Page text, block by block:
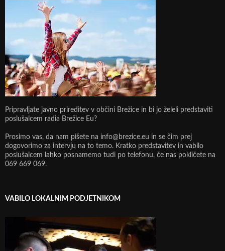
Pripravljate javno prireditev v občini Brežice in bi jo želeli predstaviti
poslušalcem radia Brežice Eu?
Prosimo vas, da nam pišete na info@brezice.eu in se čim prej
dogovorimo za intervju na to temo. Kratko predstavitev in vabilo
poslušalcem lahko posnamemo tudi po telefonu, če nas pokličete na
069 669 069.
VABILO LOKALNIM PODJETNIKOM